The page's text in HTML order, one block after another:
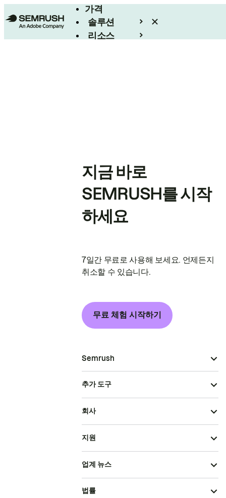
가격
솔루션
리소스
지금 바로
SEMRUSH를 시작
하세요
7일간 무료로 사용해 보세요. 언제든지
취소할 수 있습니다.
무료 체험 시작하기
Semrush
추가 도구
회사
지원
업계 뉴스
법률